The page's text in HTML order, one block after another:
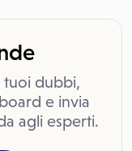
tuoi dubbi,
e invia
agli esperti.